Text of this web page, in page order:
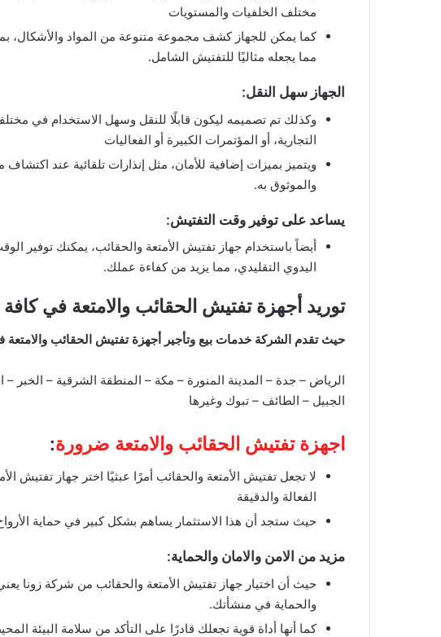
مختلف الخلفيات والمستويات
كما يمكن للجهاز كشف مجموعة متنوعة من المواد والأشكال،
مما يجعله مثاليًا للتفتيش الشامل.
الجهاز سهل النقل:
وكذلك تم تصميمه ليكون قابلًا للنقل وسهل الاستخدام في
التجارية، أو المؤتمرات الكبيرة أو الفعاليات
ويتميز بميزات إضافية للأمان، مثل إنذارات تلقائية عند
والموثوق به.
يساعد على توفير وقت التفتيش:
أيضاً باستخدام جهاز تفتيش الأمتعة والحقائب، يمكنك توفير
اليدوي التقليدي، مما يزيد من كفاءة عملك.
توريد أجهزة تفتيش الحقائب والامتعة في
حيث تقدم الشركة خدمات بيع وتأجير أجهزة تفتيش الحقائب والامتعة
الرياض – جدة – المدينة المنورة – مكة – المنطقة الشرقية – الخبر
الجبيل – الطائف – تبوك وغيرها
اجهزة تفتيش الحقائب والامتعة ضرورة:
لا تجعل تفتيش الأمتعة والحقائب أمرًا عبثيًا اختر جهاز تفتيش
الفعالة والدقيقة
حيث ستجد أن هذا الاستثمار يساهم بشكل كبير في حماية
مزيد من الامن والامان والحماية:
حيث أن اختيار جهاز تفتيش الأمتعة والحقائب من شركة زونا
والحماية في منشأتك.
كما أنها أداة قوية تجعلك قادرًا على التأكد من سلامة البيئة